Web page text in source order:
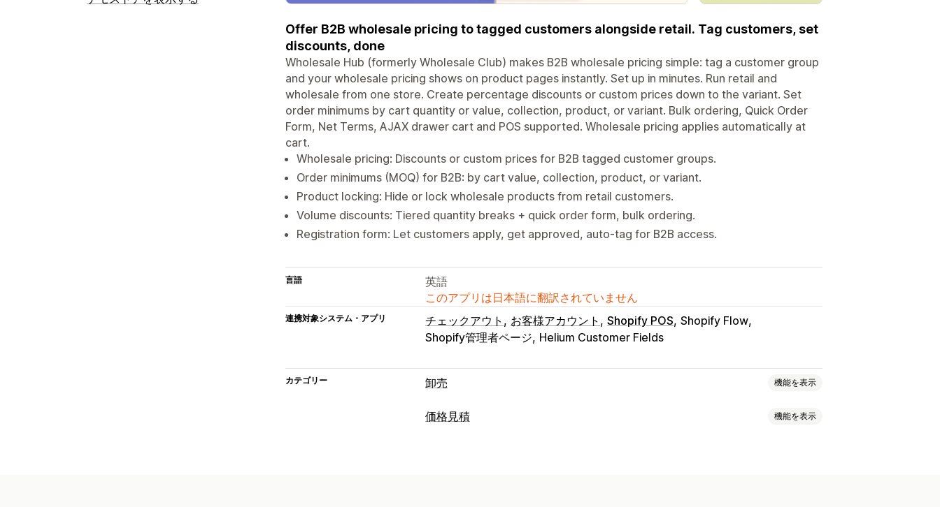
Offer B2B wholesale pricing to tagged customers alongside retail. Tag customers, set
discounts, done
Wholesale Hub (formerly Wholesale Club) makes B2B wholesale pricing simple: tag a customer group
and your wholesale pricing shows on product pages instantly. Set up in minutes. Run retail and
wholesale from one store. Create percentage discounts or custom prices down to the variant. Set
order minimums by cart quantity or value, collection, product, or variant. Bulk ordering, Quick Order
Form, Net Terms, AJAX drawer cart and POS supported. Wholesale pricing applies automatically at
cart.
Wholesale pricing: Discounts or custom prices for B2B tagged customer groups.
Order minimums (MOQ) for B2B: by cart value, collection, product, or variant.
Product locking: Hide or lock wholesale products from retail customers.
Volume discounts: Tiered quantity breaks + quick order form, bulk ordering.
Registration form: Let customers apply, get approved, auto-tag for B2B access.
言語
英語
このアプリは日本語に翻訳されていません
連携対象システム・アプリ チェックアウト お客様アカウント Shopify POS Shopify Flow
Shopify管理者ページ Helium Customer Fields
カテゴリー 卸売 機能を表示
価格設定オプション
価格見積 機能を表示